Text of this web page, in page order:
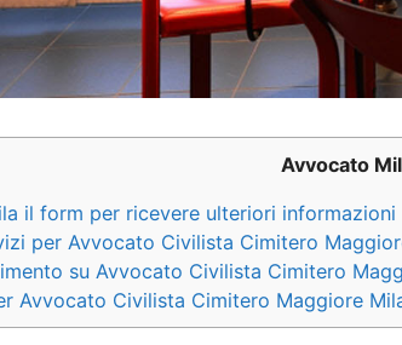
Avvocato
il form per ricevere ulteriori
per Avvocato Civilista Cimitero
su Avvocato Civilista Cimitero
Avvocato Civilista Cimitero Maggiore